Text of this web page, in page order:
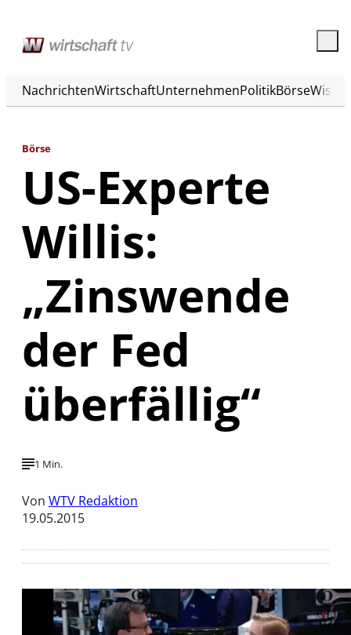
NachrichtenWirtschaftUnternehmenPolitikBörse
Börse
US-Experte
Willis:
„Zinswende
der Fed
überfällig“
1 Min.
Von WTV Redaktion
19.05.2015